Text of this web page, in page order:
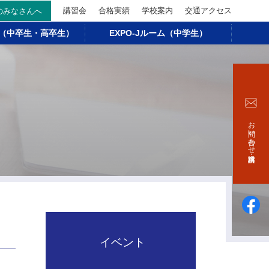
みなさんへ 講習会 合格実績 学校案内 交通アクセス
中卒生・高卒生） EXPO-Jルーム（中学生）
お問い合わせ・資料請求
イベント